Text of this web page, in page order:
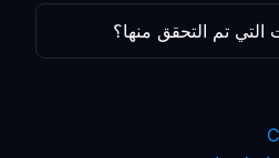
تم التحقق منها؟